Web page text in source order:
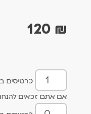
120 ₪
כרטיסים בתעריף
אם אתם זכאים